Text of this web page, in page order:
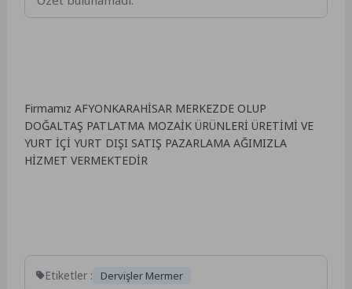
Firmamız AFYONKARAHİSAR MERKEZDE OLUP
DOĞALTAŞ PATLATMA MOZAİK ÜRÜNLERİ ÜRETİMİ VE
YURT İÇİ YURT DIŞI SATIŞ PAZARLAMA AĞIMIZLA
HİZMET VERMEKTEDİR
Etiketler : Dervişler Mermer